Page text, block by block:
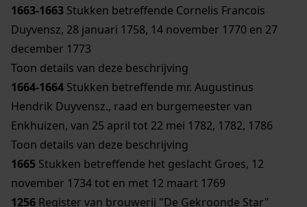
1663-1663 Stukken betreffende Cornelis Francois
Duyvensz, 28 januari 1758, 14 november 1770 en 27
december 1773
Toon details van deze beschrijving
1664-1664 Stukken betreffende mr. Augustinus
Hendrik Duyvensz., raad en burgemeester van
Enkhuizen, van 25 april tot 22 mei 1782, 1782, 1786
Toon details van deze beschrijving
1665 Stukken betreffende het geslacht Groes, 12
november 1734 tot en met 12 maart 1769
1256 Register van brouwerij "De Gekroonde Star"